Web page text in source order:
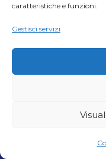
caratteristiche e funzioni.
Gestisci servizi
piccole
prezzo di
bollette sono
è mai degli
costretti a fare